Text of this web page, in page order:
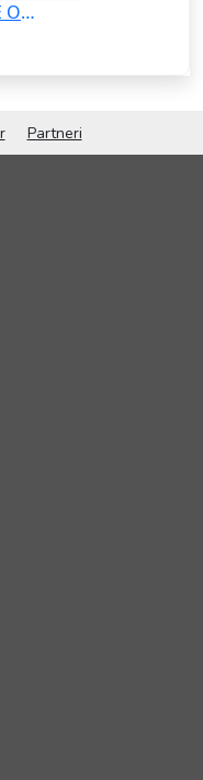
O
IZRADU
O
Partneri